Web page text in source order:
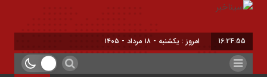
16:24:56 امروز : یکشنبه - ۱۸ مرداد - ۱۴۰۵